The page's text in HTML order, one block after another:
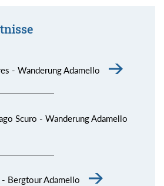
- Wanderung Adamello
Scuro - Wanderung Adamello
Bergtour Adamello